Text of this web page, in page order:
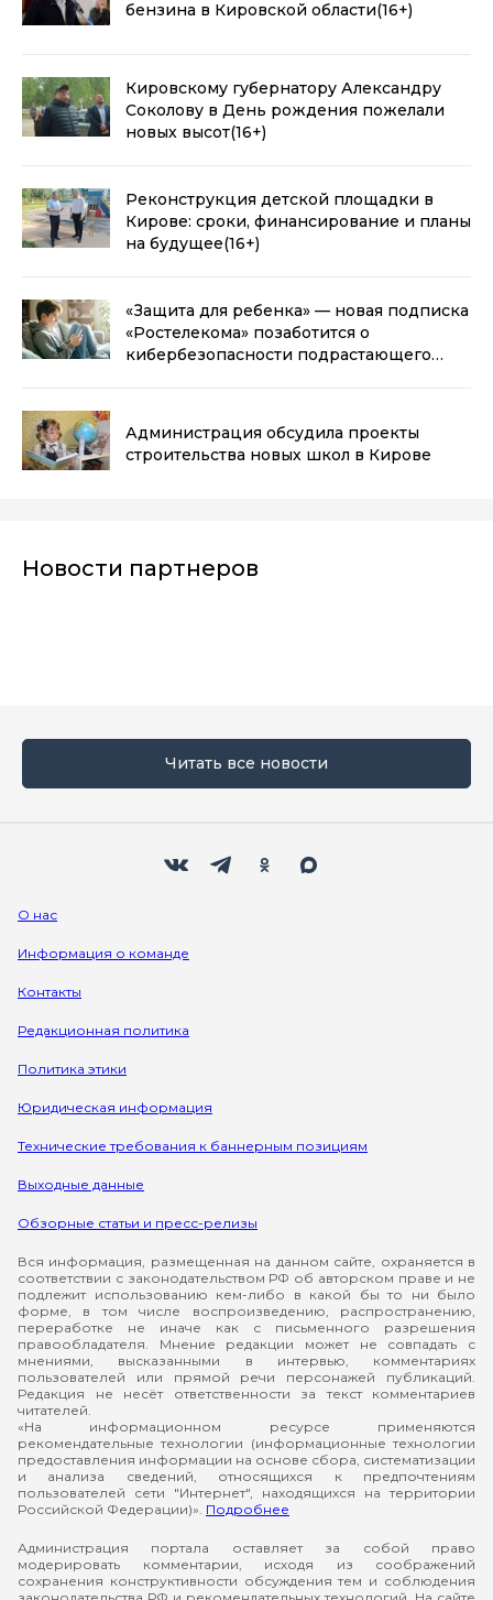
бензина в Кировской области(16+)
Кировскому губернатору Александру
Соколову в День рождения пожелали
новых высот(16+)
Реконструкция детской площадки в
Кирове: сроки, финансирование и планы
на будущее(16+)
«Защита для ребенка» — новая подписка
«Ростелекома» позаботится о
кибербезопасности подрастающего
Администрация обсудила проекты
строительства новых школ в Кирове
Новости партнеров
Читать все новости
О нас
Информация о команде
Контакты
Редакционная политика
Политика этики
Юридическая информация
Технические требования к баннерным позициям
Выходные данные
Обзорные статьи и пресс-релизы
Вся информация, размещенная на данном сайте, охраняется в
соответствии с законодательством РФ об авторском праве и не
подлежит использованию кем-либо в какой бы то ни было
форме, в том числе воспроизведению, распространению,
переработке не иначе как с письменного разрешения
правообладателя. Мнение редакции может не совпадать с
мнениями, высказанными в интервью, комментариях
пользователей или прямой речи персонажей публикаций.
Редакция не несёт ответственности за текст комментариев
читателей.
«На информационном ресурсе применяются
рекомендательные технологии (информационные технологии
предоставления информации на основе сбора, систематизации
и анализа сведений, относящихся к предпочтениям
пользователей сети "Интернет", находящихся на территории
Российской Федерации)». Подробнее
Администрация портала оставляет за собой право
модерировать комментарии, исходя из соображений
сохранения конструктивности обсуждения тем и соблюдения